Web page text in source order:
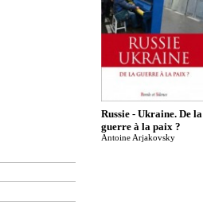
Russie - Ukraine. De la
guerre à la paix ?
Antoine Arjakovsky